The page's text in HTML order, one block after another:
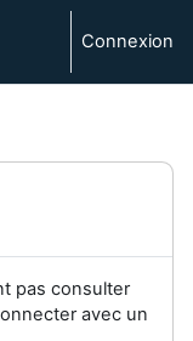
Connexion
pas consulter
avec un